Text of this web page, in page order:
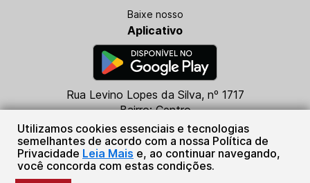
Utilizamos cookies essenciais e tecnologias
semelhantes de acordo com a nossa Política de
Privacidade Leia Mais e, ao continuar navegando,
você concorda com estas condições.
Rua Levino Lopes da Silva, nº 1717
Bairro: Centro
CEP: 79760-000
Batayporã - MS
(67) 99684-5316
Baixe nosso
Aplicativo